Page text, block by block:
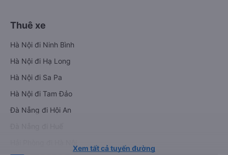
Thuê xe
Hà Nội đi Ninh Bình
Hà Nội đi Hạ Long
Hà Nội đi Sa Pa
Hà Nội đi Tam Đảo
Đà Nẵng đi Hội An
Xem tất cả tuyến đường